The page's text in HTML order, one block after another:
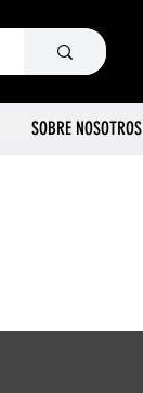
SOBRE NOSOTROS